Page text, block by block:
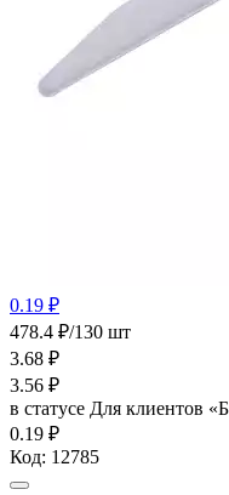
0.19 ₽
478.4 ₽/130 шт
3.68 ₽
3.56 ₽
в статусе Для клиентов
0.19 ₽
Код: 12785